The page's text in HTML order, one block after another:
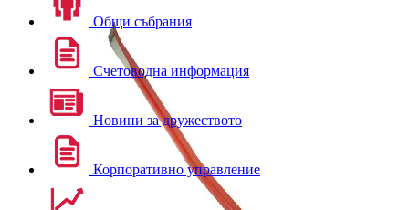
Общи събрания
Счетоводна информация
Новини за дружеството
Корпоративно управление